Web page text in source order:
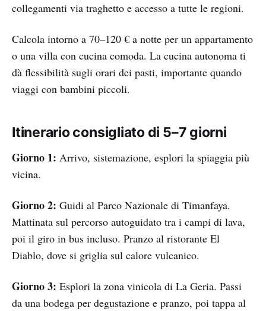
collegamenti via traghetto e accesso a tutte le regioni.
Calcola intorno a 70–120 € a notte per un appartamento
o una villa con cucina comoda. La cucina autonoma ti
dà flessibilità sugli orari dei pasti, importante quando
viaggi con bambini piccoli.
Itinerario consigliato di 5–7 giorni
Giorno 1: Arrivo, sistemazione, esplori la spiaggia più
vicina.
Giorno 2: Guidi al Parco Nazionale di Timanfaya.
Mattinata sul percorso autoguidato tra i campi di lava,
poi il giro in bus incluso. Pranzo al ristorante El
Diablo, dove si griglia sul calore vulcanico.
Giorno 3: Esplori la zona vinicola di La Geria. Passi
da una bodega per degustazione e pranzo, poi tappa al